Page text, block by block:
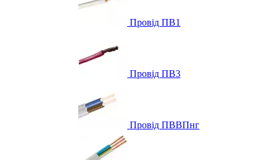
Провід ПВ1
Провід ПВ3
Провід ПВВПнг